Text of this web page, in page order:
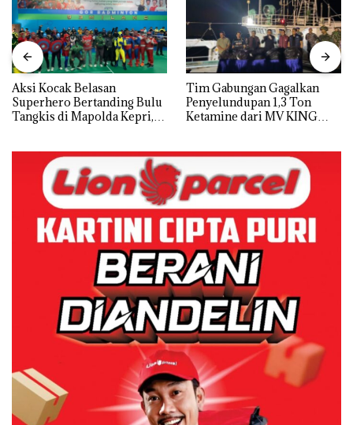
Aksi Kocak Belasan
Superhero Bertanding Bulu
Tangkis di Mapolda Kepri,
Tim Gabungan Gagalkan
Penyelundupan 1,3 Ton
Ketamine dari MV KING